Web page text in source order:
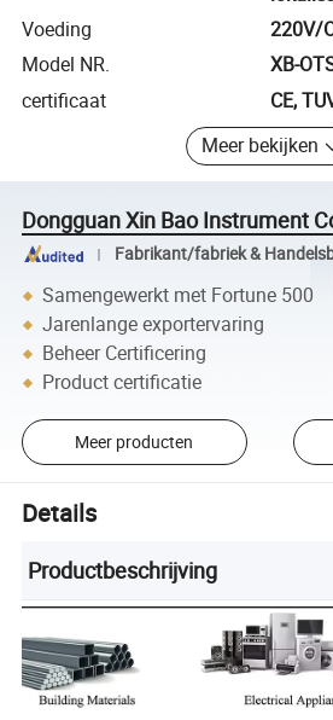
Voeding
220V/
Model NR.
XB-
certificaat
CE,
Meer bekijken
Dongguan Xin Bao Instrument
Fabrikant/fabriek &
Samengewerkt met Fortune 500
Jarenlange exportervaring
Beheer Certificering
Product certificatie
Meer producten
Details
Productbeschrijving